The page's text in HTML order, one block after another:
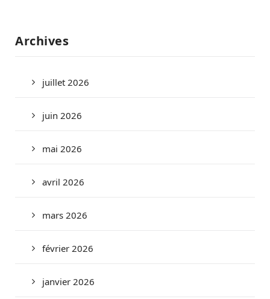
Archives
juillet 2026
juin 2026
mai 2026
avril 2026
mars 2026
février 2026
janvier 2026